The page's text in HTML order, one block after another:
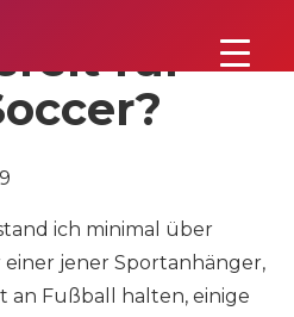
für
ich minimal über
einer jener Sportanhänger,
an Fußball halten, einige